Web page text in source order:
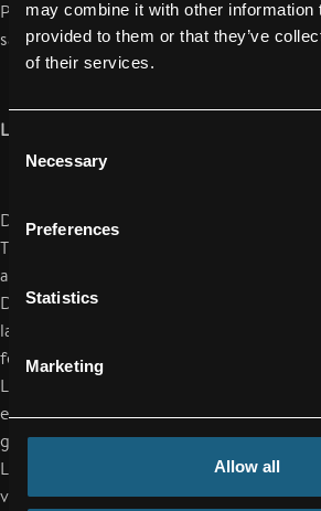
may combine it with other information
provided to them or that they’ve
of their services.
Consent
Selection
Necessary
Preferences
Statistics
Marketing
Allow all
Produktionsstraße mit hochqualitativen
sagt Machtlinger weiter.
Leichtbau in höchster Qualität und
Die Landeklappen sind bewegliche
Tragfläche eines Flugzeuges, die dazu
auch bei geringeren Geschwindigkeiten
Die äußeren Landeklappen des Airbus
lang, 1,26 Meter breit und knapp 40
fertigt sie aus Kohlefasern (CFK) sowie
Leichtbaumaterialien weisen eine sehr
entsprechen den hohen Anforderungen
gleichzeitig geringem Gewicht. Die
Landeklappen und vor allem auch die
verschiedensten Metallteilen braucht